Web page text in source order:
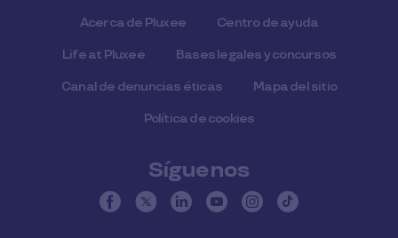
Acerca de Pluxee Centro de ayuda
Life at Pluxee Bases legales y concursos
Canal de denuncias éticas Mapa del sitio
Política de cookies
Síguenos